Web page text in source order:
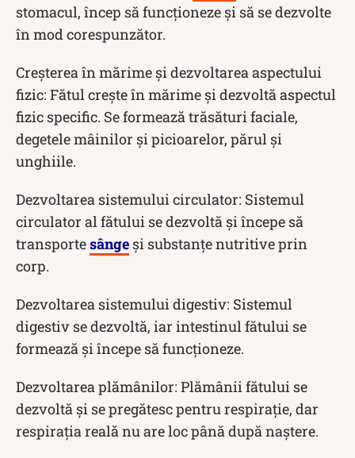
stomacul, încep să funcționeze și să se dezvolte
în mod corespunzător.
Creșterea în mărime și dezvoltarea aspectului
fizic: Fătul crește în mărime și dezvoltă aspectul
fizic specific. Se formează trăsături faciale,
degetele mâinilor și picioarelor, părul și
unghiile.
Dezvoltarea sistemului circulator: Sistemul
circulator al fătului se dezvoltă și începe să
transportesânge și substanțe nutritive prin
corp.
Dezvoltarea sistemului digestiv: Sistemul
digestiv se dezvoltă, iar intestinul fătului se
formează și începe să funcționeze.
Dezvoltarea plămânilor: Plămânii fătului se
dezvoltă și se pregătesc pentru respirație, dar
respirația reală nu are loc până după naștere.